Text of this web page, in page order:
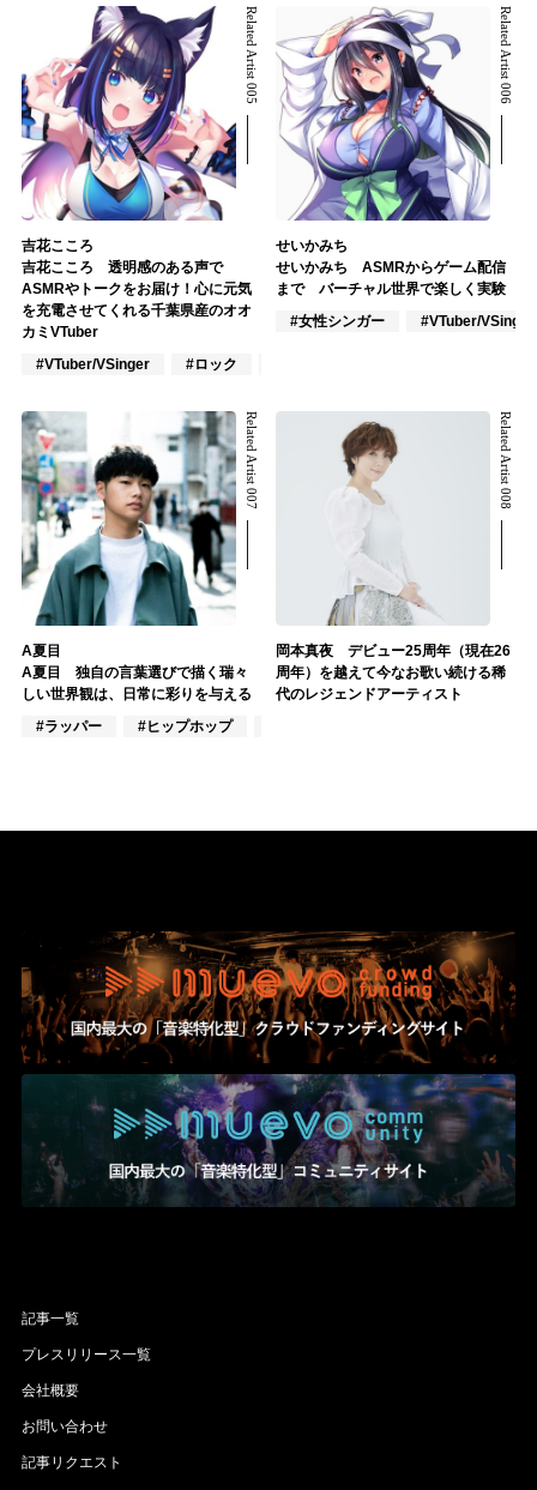
Related Artist 005
吉花こころ
吉花こころ 透明感のある声で
ASMRやトークをお届け！心に元気
を充電させてくれる千葉県産のオオ
カミVTuber
#VTuber/VSinger
#ロック
Related Artist 006
せいかみち
せいかみち ASMRからゲーム配信
まで バーチャル世界で楽しく実験
#女性シンガー
#VTuber/VSinger
Related Artist 007
A夏目
A夏目 独自の言葉選びで描く瑞々
しい世界観は、日常に彩りを与える
#ラッパー
#ヒップホップ
Related Artist 008
岡本真夜 デビュー25周年（現在26
周年）を越えて今なお歌い続ける稀
代のレジェンドアーティスト
記事一覧
プレスリリース一覧
会社概要
お問い合わせ
記事リクエスト